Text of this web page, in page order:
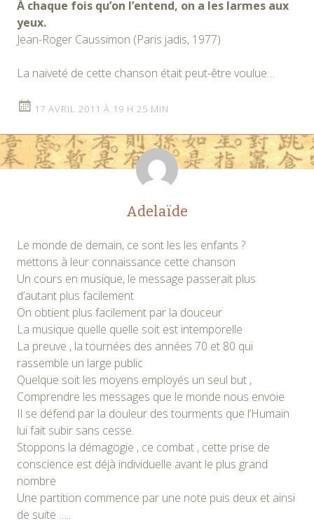
À chaque fois qu’on l’entend, on a les larmes aux
yeux.
Jean-Roger Caussimon (Paris jadis, 1977)
La naïveté de cette chanson était peut-être voulue…
17 AVRIL 2011 À 19 H 25 MIN
Adelaïde
Le monde de demain, ce sont les les enfants ?
mettons à leur connaissance cette chanson
Un cours en musique, le message passerait plus
d’autant plus facilement
On obtient plus facilement par la douceur
La musique quelle quelle soit est intemporelle
La preuve , la tournées des années 70 et 80 qui
rassemble un large public
Quelque soit les moyens employés un seul but ,
Comprendre les messages que le monde nous envoie
Il se défend par la douleur des tourments que l’Humain
lui fait subir sans cesse.
Stoppons la démagogie , ce combat , cette prise de
conscience est déjà individuelle avant le plus grand
nombre
Une partition commence par une note puis deux et ainsi
de suite …..